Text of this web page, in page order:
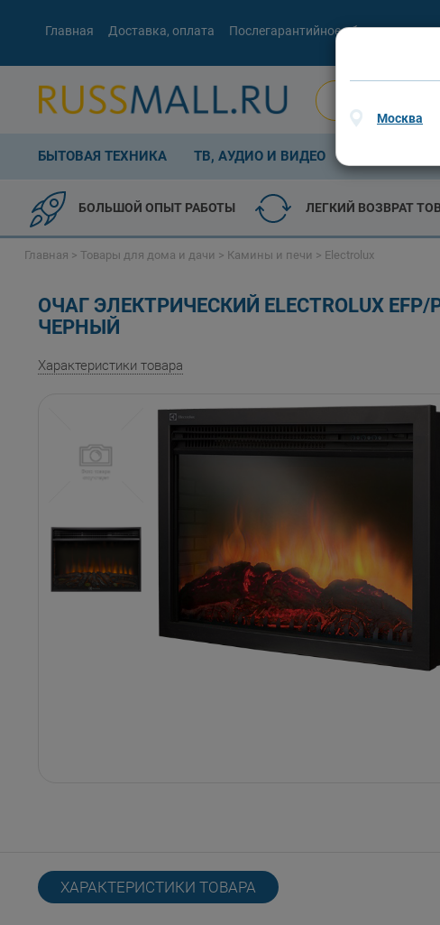
Главная Доставка, оплата Послегарантийное обслуживание
Москва
БЫТОВАЯ ТЕХНИКА ТВ, АУДИО И ВИДЕО
БОЛЬШОЙ ОПЫТ РАБОТЫ ЛЕГКИЙ ВОЗВРАТ
Главная > Товары для дома и дачи > Камины и печи > Electrolux
ОЧАГ ЭЛЕКТРИЧЕСКИЙ ELECTROLUX EFP/
ЧЕРНЫЙ
Характеристики товара
ХАРАКТЕРИСТИКИ ТОВАРА